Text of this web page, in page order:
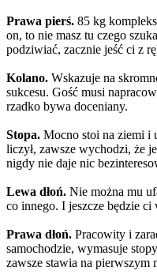
Prawa pierś. 85 kg
on, to nie masz tu czego
podziwiać, zacznie jeść ci z
Kolano. Wskazuje na
sukcesu. Gość musi
rzadko bywa doceniany.
Stopa. Mocno stoi na ziemi i
liczył, zawsze wychodzi, że
nigdy nie daje nic
Lewa dłoń. Nie można mu
co innego. I jeszcze będzie ci
Prawa dłoń. Pracowity i
samochodzie, wymasuje
zawsze stawia na pierwszym